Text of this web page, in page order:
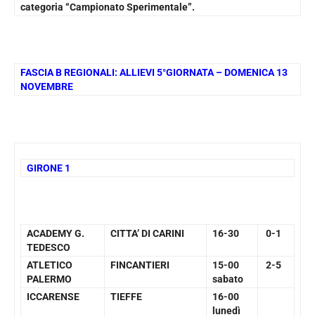
categoria “Campionato Sperimentale”.
FASCIA B REGIONALI: ALLIEVI 5°GIORNATA – DOMENICA 13
NOVEMBRE
GIRONE 1
ACADEMY G.
TEDESCO
CITTA’ DI CARINI 16-30 0-1
ATLETICO
PALERMO
FINCANTIERI
15-00
sabato
2-5
ICCARENSE TIEFFE
16-00
lunedì